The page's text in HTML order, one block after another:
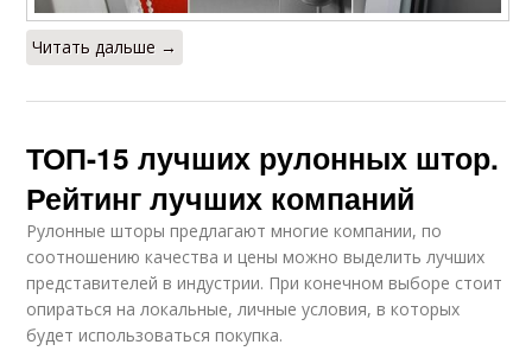
Читать дальше →
ТОП-15 лучших рулонных штор.
Рейтинг лучших компаний
Рулонные шторы предлагают многие компании, по
соотношению качества и цены можно выделить лучших
представителей в индустрии. При конечном выборе стоит
опираться на локальные, личные условия, в которых
будет использоваться покупка.